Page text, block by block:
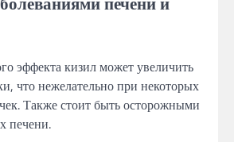
эффекта кизил может увеличить
что нежелательно при некоторых
Также стоит быть осторожными
печени.